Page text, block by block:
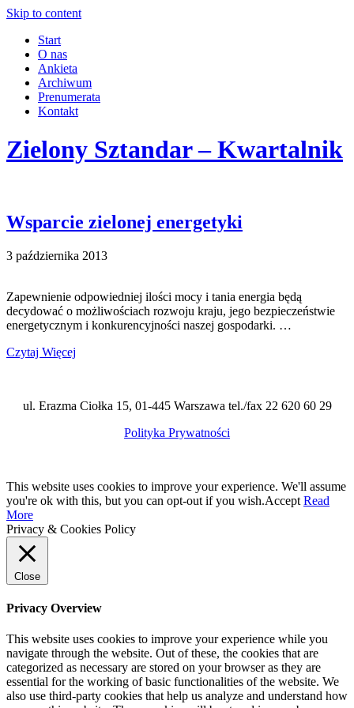
Skip to content
Start
O nas
Ankieta
Archiwum
Prenumerata
Kontakt
Zielony Sztandar – Kwartalnik
Wsparcie zielonej energetyki
3 października 2013
Zapewnienie odpowiedniej ilości mocy i tania energia będą
decydować o możliwościach rozwoju kraju, jego bezpieczeństwie
energetycznym i konkurencyjności naszej gospodarki. …
Czytaj Więcej
ul. Erazma Ciołka 15, 01-445 Warszawa tel./fax 22 620 60 29
Polityka Prywatności
This website uses cookies to improve your experience. We'll assume
you're ok with this, but you can opt-out if you wish.Accept Read
More
Privacy & Cookies Policy
Close
Privacy Overview
This website uses cookies to improve your experience while you
navigate through the website. Out of these, the cookies that are
categorized as necessary are stored on your browser as they are
essential for the working of basic functionalities of the website. We
also use third-party cookies that help us analyze and understand how